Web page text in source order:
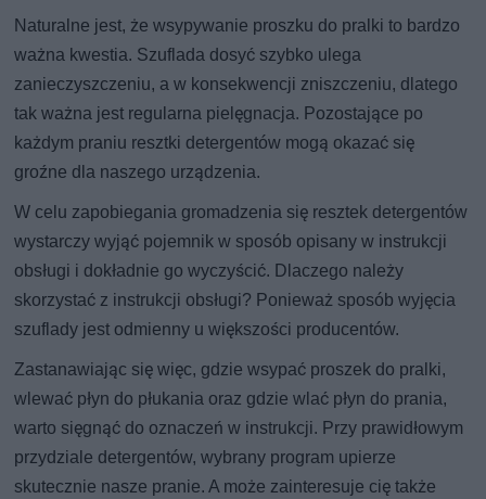
Naturalne jest, że wsypywanie proszku do pralki to bardzo
ważna kwestia. Szuflada dosyć szybko ulega
zanieczyszczeniu, a w konsekwencji zniszczeniu, dlatego
tak ważna jest regularna pielęgnacja. Pozostające po
każdym praniu resztki detergentów mogą okazać się
groźne dla naszego urządzenia.
W celu zapobiegania gromadzenia się resztek detergentów
wystarczy wyjąć pojemnik w sposób opisany w instrukcji
obsługi i dokładnie go wyczyścić. Dlaczego należy
skorzystać z instrukcji obsługi? Ponieważ sposób wyjęcia
szuflady jest odmienny u większości producentów.
Zastanawiając się więc, gdzie wsypać proszek do pralki,
wlewać płyn do płukania oraz gdzie wlać płyn do prania,
warto sięgnąć do oznaczeń w instrukcji. Przy prawidłowym
przydziale detergentów, wybrany program upierze
skutecznie nasze pranie. A może zainteresuje cię także